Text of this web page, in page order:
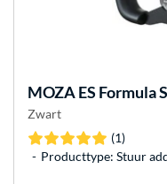
MOZAES Formula
Zwart
(1)
Producttype: Stuur